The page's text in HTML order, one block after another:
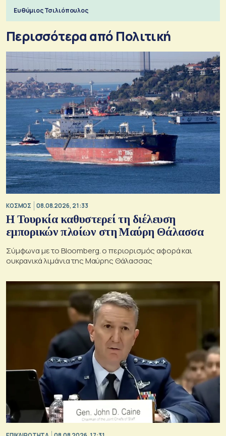
Ευθύμιος Τσιλιόπουλος
Περισσότερα από Πολιτική
ΚΟΣΜΟΣ 08.08.2026, 21:33
Η Τουρκία καθυστερεί τη διέλευση
εμπορικών πλοίων στη Μαύρη Θάλασσα
Σύμφωνα με το Bloomberg. ο περιορισμός αφορά και
ουκρανικά λιμάνια της Μαύρης Θάλασσας